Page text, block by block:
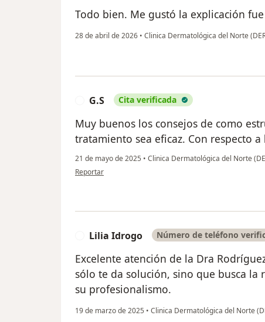
Todo bien. Me gustó la explicación
28 de abril de 2026 • Clinica Dermatológica del Norte
G.S Cita verificada
Muy buenos los consejos de como
tratamiento sea eficaz. Con respecto
21 de mayo de 2025 • Clinica Dermatológica del Norte
en opinión del usuario G.S
Reportar
Lilia Idrogo Número de teléfono
Excelente atención de la Dra
sólo te da solución, sino que busca
su profesionalismo.
19 de marzo de 2025 • Clinica Dermatológica del Norte